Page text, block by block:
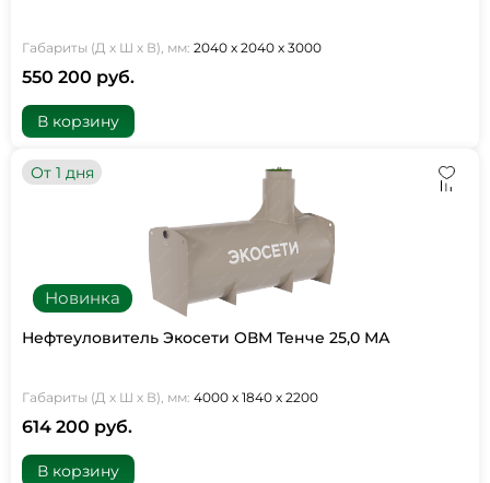
Габариты (Д х Ш х В), мм: 2040 х 2040 х 3000
550 200 руб.
В корзину
Новинка
От 1 дня
Нефтеуловитель Экосети ОВМ Тенче 25,0 МА
Габариты (Д х Ш х В), мм: 4000 х 1840 х 2200
614 200 руб.
В корзину